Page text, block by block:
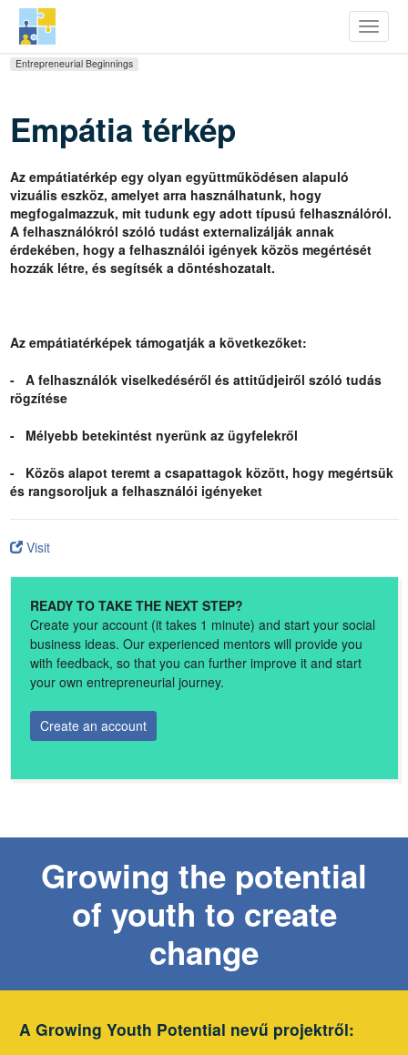
Ugrás
Youth Potential
Entrepreneurial Beginnings
Empátia térkép
Az empátiatérkép egy olyan együttműködésen alapuló
vizuális eszköz, amelyet arra használhatunk, hogy
megfogalmazzuk, mit tudunk egy adott típusú felhasználóról.
A felhasználókról szóló tudást externalizálják annak
érdekében, hogy a felhasználói igények közös megértését
hozzák létre, és segítsék a döntéshozatalt.
Az empátiatérképek támogatják a következőket:
- A felhasználók viselkedéséről és attitűdjeiről szóló tudás
rögzítése
- Mélyebb betekintést nyerünk az ügyfelekről
- Közös alapot teremt a csapattagok között, hogy megértsük
és rangsoroljuk a felhasználói igényeket
Visit
READY TO TAKE THE NEXT STEP?
Create your account (it takes 1 minute) and start your social
business ideas. Our experienced mentors will provide you
with feedback, so that you can further improve it and start
your own entrepreneurial journey.
Create an account
Growing the potential
of youth to create
change
A Growing Youth Potential nevű projektről: